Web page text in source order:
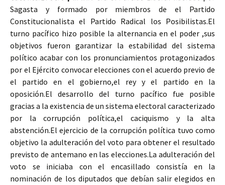
Sagasta y formado por miembros de el Partido
Constitucionalista el Partido Radical los Posibilistas.El
turno pacífico hizo posible la alternancia en el poder ,sus
objetivos fueron garantizar la estabilidad del sistema
político acabar con los pronunciamientos protagonizados
por el Ejército convocar elecciones con el acuerdo previo de
el partido en el gobierno,el rey y el partido en la
oposición.El desarrollo del turno pacífico fue posible
gracias a la existencia de un sistema electoral caracterizado
por la corrupción política,el caciquismo y la alta
abstención.El ejercicio de la corrupción política tuvo como
objetivo la adulteración del voto para obtener el resultado
previsto de antemano en las elecciones.La adulteración del
voto se iniciaba con el encasillado consistía en la
nominación de los diputados que debían salir elegidos en